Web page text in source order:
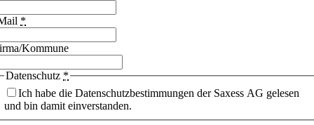
*
Kommune
Datenschutz *
Ich habe die Datenschutzbestimmungen der Saxess AG gelesen
und bin damit einverstanden.